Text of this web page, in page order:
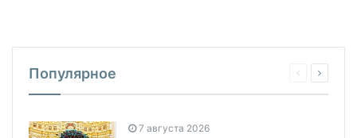
Популярное
7 августа 2026